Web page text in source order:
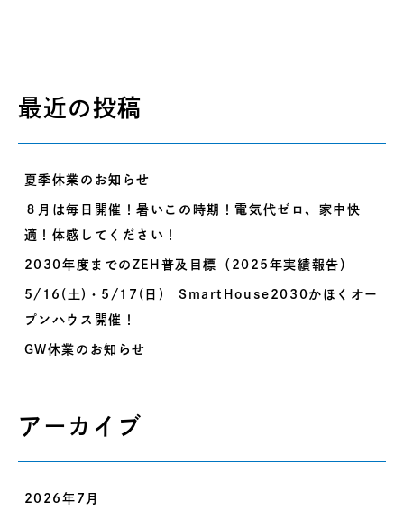
最近の投稿
夏季休業のお知らせ
８月は毎日開催！暑いこの時期！電気代ゼロ、家中快
適！体感してください！
2030年度までのZEH普及目標（2025年実績報告）
5/16(土)・5/17(日) SmartHouse2030かほくオー
プンハウス開催！
GW休業のお知らせ
アーカイブ
2026年7月